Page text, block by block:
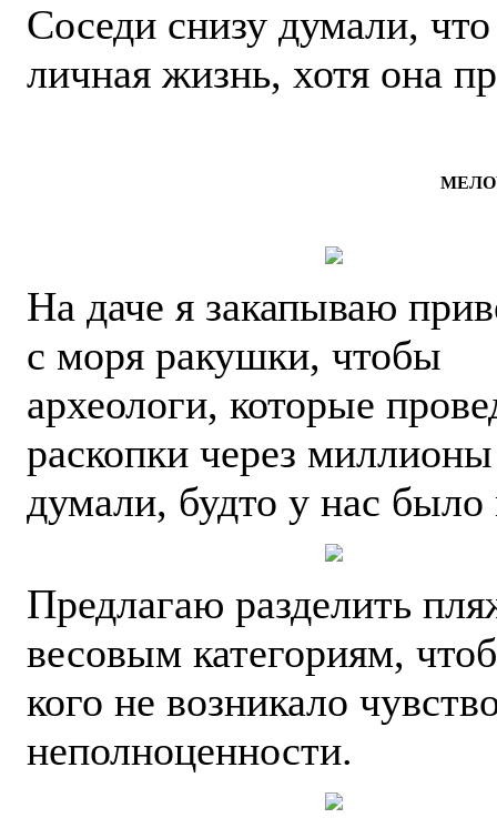
Соседи снизу думали,
личная жизнь, хотя она
На даче я закапываю
с моря ракушки, чтобы
археологи, которые
раскопки через миллионы
думали, будто у нас
Предлагаю разделить
весовым категориям,
кого не возникало
неполноценности.